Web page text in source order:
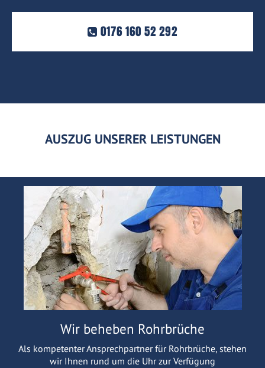
0176 160 52 292
AUSZUG UNSERER LEISTUNGEN
Wir beheben Rohrbrüche
Als kompetenter Ansprechpartner für Rohrbrüche, stehen
wir Ihnen rund um die Uhr zur Verfügung